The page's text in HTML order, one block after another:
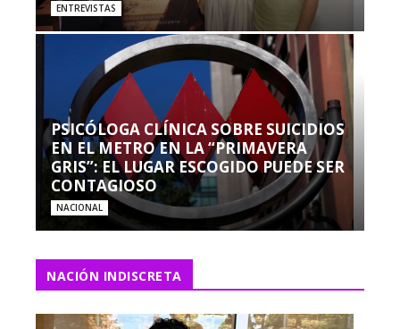
ENTREVISTAS
PSICÓLOGA CLÍNICA SOBRE SUICIDIOS
EN EL METRO EN LA “PRIMAVERA
GRIS”: EL LUGAR ESCOGIDO PUEDE SER
CONTAGIOSO
NACIONAL
NACIÓN INDISCRETA